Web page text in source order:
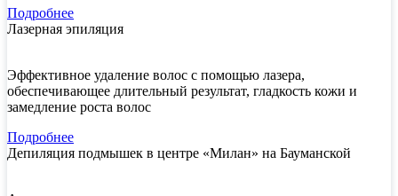
Подробнее
Лазерная эпиляция
Эффективное удаление волос с помощью лазера,
обеспечивающее длительный результат, гладкость кожи и
замедление роста волос
Подробнее
Депиляция подмышек в центре «Милан» на Бауманской